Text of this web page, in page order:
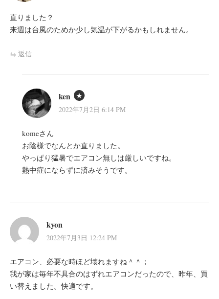
直りました？
来週は台風のためか少し気温が下がるかもしれません。
返信
ken
2022年7月2日 6:14 PM
komeさん
お陰様でなんとか直りました。
やっぱり猛暑でエアコン無しは厳しいですね。
熱中症にならずに済みそうです。
kyon
2022年7月3日 12:24 PM
エアコン、必要な時ほど壊れますね＾＾；
我が家は毎年不具合のはずれエアコンだったので、昨年、買
い替えました。快適です。